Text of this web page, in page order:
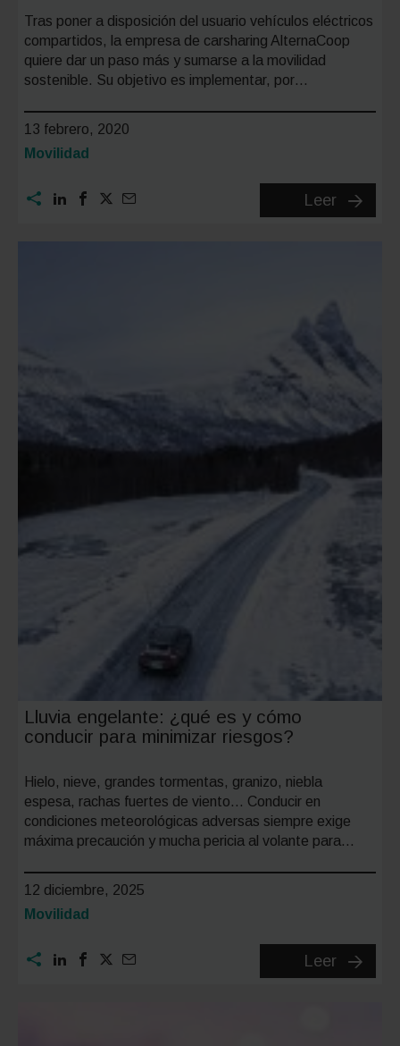
Tras poner a disposición del usuario vehículos eléctricos
compartidos, la empresa de carsharing AlternaCoop
quiere dar un paso más y sumarse a la movilidad
sostenible. Su objetivo es implementar, por…
13 febrero, 2020
Categoría:
Movilidad
Leer
solar
Lluvia engelante: ¿qué es y cómo
conducir para minimizar riesgos?
Hielo, nieve, grandes tormentas, granizo, niebla
espesa, rachas fuertes de viento… Conducir en
condiciones meteorológicas adversas siempre exige
máxima precaución y mucha pericia al volante para…
12 diciembre, 2025
Categoría:
Movilidad
Leer
Lluvia